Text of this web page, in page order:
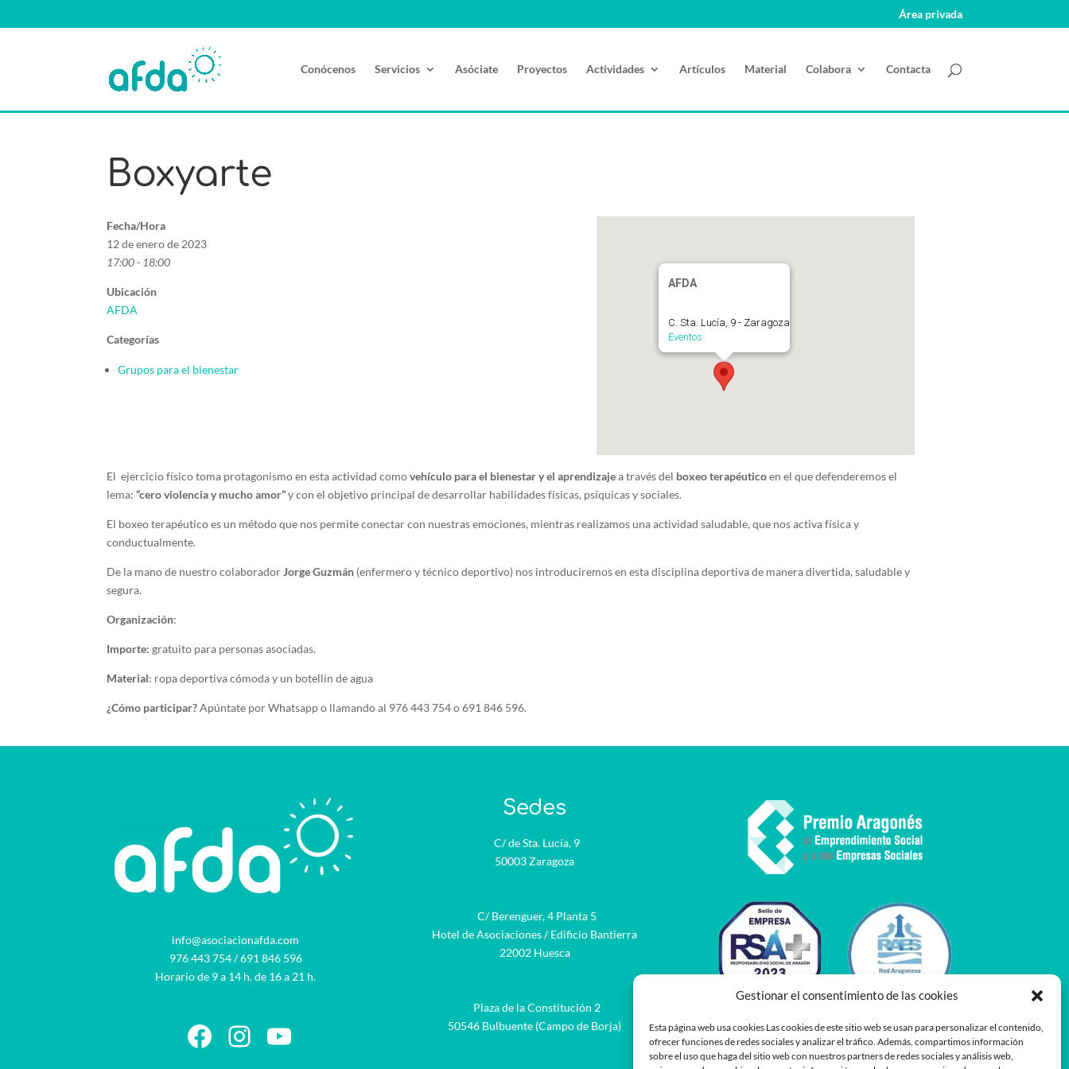
Gestionar el consentimiento de las cookies
Esta página web usa cookies Las cookies de este sitio web se usan para personalizar el contenido,
ofrecer funciones de redes sociales y analizar el tráfico. Además, compartimos información
sobre el uso que haga del sitio web con nuestros partners de redes sociales y análisis web,
Área privada
Conócenos Servicios Asóciate Proyectos Actividades Artículos Material Colabora Contacta
Boxyarte
AFDA
C. Sta. Lucía, 9 - Zaragoza
Eventos
Fecha/Hora
12 de enero de 2023
17:00 - 18:00
Ubicación
AFDA
Categorías
Grupos para el bienestar
El ejercicio físico toma protagonismo en esta actividad comovehículo para el bienestar y el aprendizajea través del boxeo terapéuticoen el que defenderemos el
lema:“cero violencia y mucho amor”y con el objetivo principal de desarrollar habilidades físicas, psíquicas y sociales.
El boxeo terapéutico es un método que nos permite conectar con nuestras emociones, mientras realizamos una actividad saludable, que nos activa física y
conductualmente.
De la mano de nuestro colaborador Jorge Guzmán (enfermero y técnico deportivo) nos introduciremos en esta disciplina deportiva de manera divertida, saludable y
segura.
Organización:
Importe: gratuito para personas asociadas.
Material: ropa deportiva cómoda y un botellín de agua
¿Cómo participar?Apúntate por Whatsapp o llamando al 976 443 754 o 691 846 596.
info@asociacionafda.com
976 443 754/691 846 596
Horario de 9 a 14 h. de 16 a 21 h.
Facebook
Instagram
YouTube
Sedes
C/ de Sta. Lucía, 9
50003 Zaragoza
C/ Berenguer, 4 Planta 5
Hotel de Asociaciones / Edificio Bantierra
22002 Huesca
Plaza de la Constitución 2
50546 Bulbuente (Campo de Borja)